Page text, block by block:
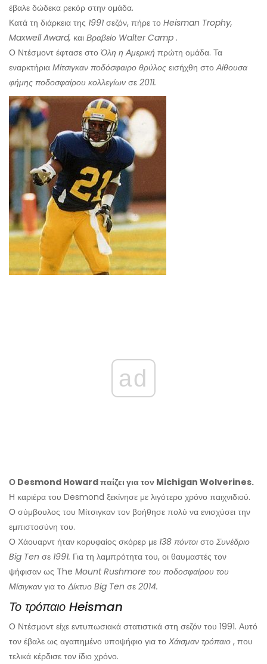
έβαλε δώδεκα ρεκόρ στην ομάδα.
Κατά τη διάρκεια της 1991 σεζόν, πήρε το Heisman Trophy,
Maxwell Award, και Βραβείο Walter Camp .
Ο Ντέσμοντ έφτασε στο Όλη η Αμερική πρώτη ομάδα. Τα
εναρκτήρια Μίτσιγκαν ποδόσφαιρο θρύλος εισήχθη στοΑίθουσα
φήμης ποδοσφαίρου κολλεγίων σε 2011.
ad
Ο Desmond Howard παίζει για τον Michigan Wolverines.
Η καριέρα του Desmond ξεκίνησε με λιγότερο χρόνο παιχνιδιού.
Ο σύμβουλος του Μίτσιγκαν τον βοήθησε πολύ να ενισχύσει την
εμπιστοσύνη του.
Ο Χάουαρντ ήταν κορυφαίος σκόρερ με 138 πόντοι στο Συνέδριο
Big Ten σε 1991. Για τη λαμπρότητα του, οι θαυμαστές τον
ψήφισαν ως The Mount Rushmore του ποδοσφαίρου του
Μίσιγκαν για τοΔίκτυο Big Ten σε 2014.
Το τρόπαιο Heisman
Ο Ντέσμοντ είχε εντυπωσιακά στατιστικά στη σεζόν του 1991. Αυτό
τον έβαλε ως αγαπημένο υποψήφιο για το Χάισμαν τρόπαιο , που
τελικά κέρδισε τον ίδιο χρόνο.